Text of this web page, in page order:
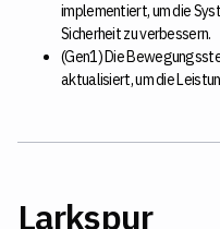
implementiert, um die
Sicherheit zu verbessern.
(Gen1) Die
aktualisiert, um die
Larkspur